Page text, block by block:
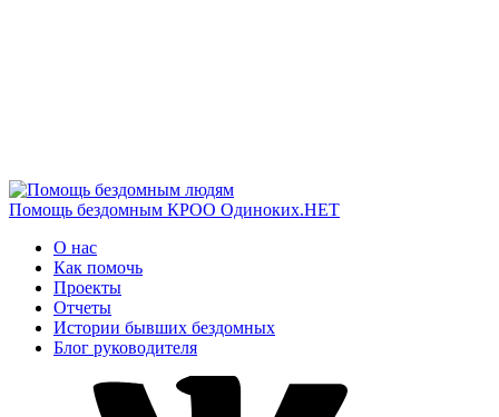
Помощь бездомным КРОО Одиноких.НЕТ
О нас
Как помочь
Проекты
Отчеты
Истории бывших бездомных
Блог руководителя